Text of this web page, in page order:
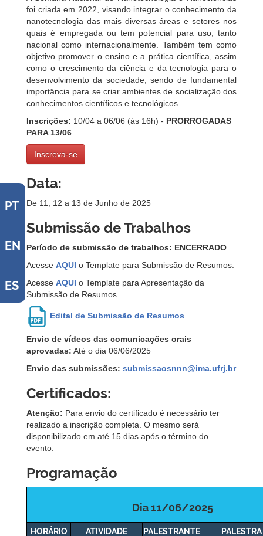
PT
EN
ES
foi criada em 2022, visando integrar o conhecimento da
nanotecnologia das mais diversas áreas e setores nos
quais é empregada ou tem potencial para uso, tanto
nacional como internacionalmente. Também tem como
objetivo promover o ensino e a prática científica, assim
como o crescimento da ciência e da tecnologia para o
desenvolvimento da sociedade, sendo de fundamental
importância para se criar ambientes de socialização dos
conhecimentos científicos e tecnológicos.
Inscrições: 10/04 a 06/06 (às 16h) - PRORROGADAS
PARA 13/06
Inscreva-se
Data:
De 11, 12 a 13 de Junho de 2025
Submissão de Trabalhos
Período de submissão de trabalhos: ENCERRADO
Acesse AQUI o Template para Submissão de Resumos.
Acesse AQUI o Template para Apresentação da
Submissão de Resumos.
Edital de Submissão de Resumos
Envio de vídeos das comunicações orais
aprovadas: Até o dia 06/06/2025
Envio das submissões: submissaosnnn@ima.ufrj.br
Certificados:
Atenção: Para envio do certificado é necessário ter
realizado a inscrição completa. O mesmo será
disponibilizado em até 15 dias após o término do
evento.
Programação
Dia 11/06/2025
HORÁRIO ATIVIDADE PALESTRANTE